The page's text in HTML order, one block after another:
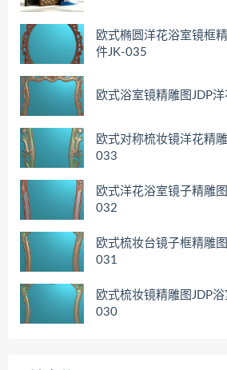
欧式椭圆洋花浴室镜框
件JK-035
欧式浴室镜精雕图JDP
欧式对称梳妆镜洋花精
033
欧式洋花浴室镜子精雕
032
欧式梳妆台镜子框精雕
031
欧式梳妆镜精雕图JDP
030